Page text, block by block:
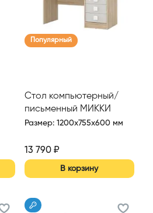
Популярный
Стол компьютерный/
письменный МИККИ
Размер: 1200x755x600 мм
13 790₽
В корзину